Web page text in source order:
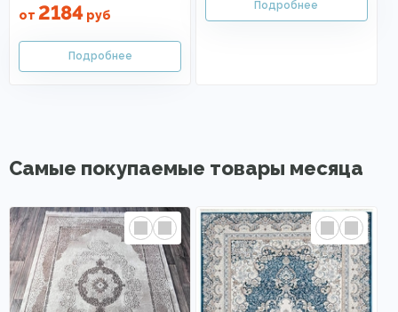
от 2184 руб
Самые покупаемые товары месяца